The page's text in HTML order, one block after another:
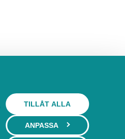
TILLÅT ALLA
ANPASSA